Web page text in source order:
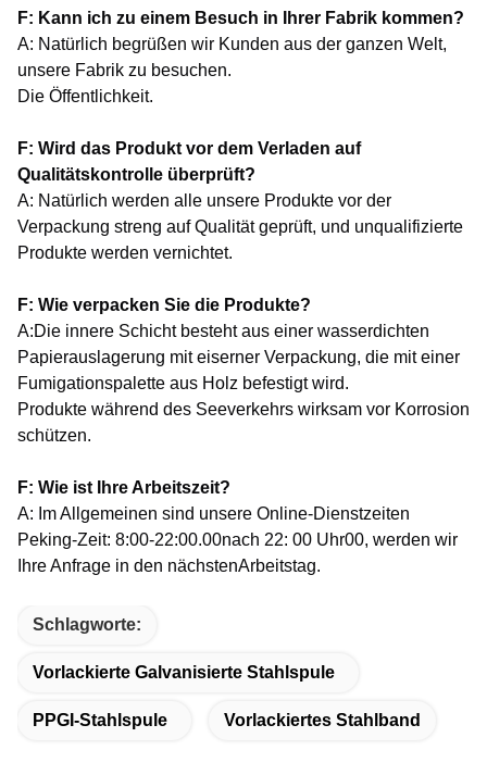
F: Kann ich zu einem Besuch in Ihrer Fabrik kommen?
A: Natürlich begrüßen wir Kunden aus der ganzen Welt,
unsere Fabrik zu besuchen.
Die Öffentlichkeit.
F: Wird das Produkt vor dem Verladen auf
Qualitätskontrolle überprüft?
A: Natürlich werden alle unsere Produkte vor der
Verpackung streng auf Qualität geprüft, und unqualifizierte
Produkte werden vernichtet.
F: Wie verpacken Sie die Produkte?
A:Die innere Schicht besteht aus einer wasserdichten
Papierauslagerung mit eiserner Verpackung, die mit einer
Fumigationspalette aus Holz befestigt wird.
Produkte während des Seeverkehrs wirksam vor Korrosion
schützen.
F: Wie ist Ihre Arbeitszeit?
A: Im Allgemeinen sind unsere Online-Dienstzeiten
Peking-Zeit: 8:00-22:00.00nach 22: 00 Uhr00, werden wir
Ihre Anfrage in den nächstenArbeitstag.
Schlagworte:
Vorlackierte Galvanisierte Stahlspule
PPGI-Stahlspule Vorlackiertes Stahlband